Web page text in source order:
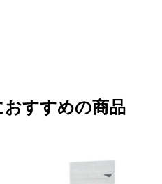
おすすめの商品